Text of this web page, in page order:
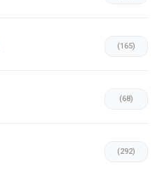
(165)
(68)
(292)